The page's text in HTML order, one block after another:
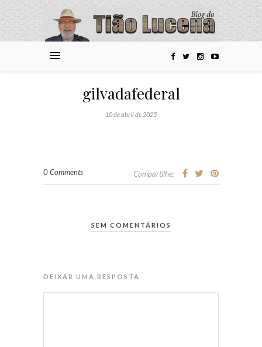
gilvadafederal
10 de abril de 2025
0 Comments Compartilhe:
SEM COMENTÁRIOS
DEIXAR UMA RESPOSTA